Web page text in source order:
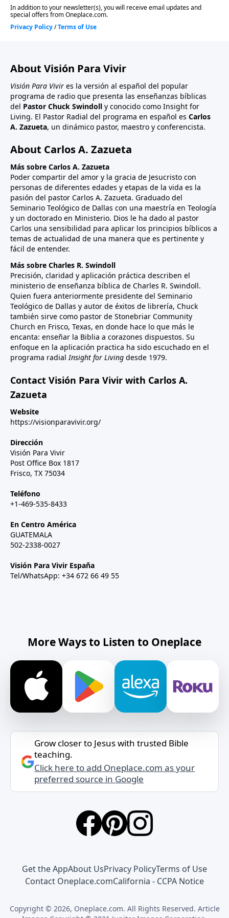
About Visión Para Vivir
Visión Para Vivir es la versión al español del popular
programa de radio que presenta las enseñanzas bíblicas
del Pastor Chuck Swindoll y conocido como Insight for
Living. El Pastor Radial del programa en español es Carlos
A. Zazueta, un dinámico pastor, maestro y conferencista.
About Carlos A. Zazueta
Más sobre Carlos A. Zazueta
Poder compartir del amor y la gracia de Jesucristo con
personas de diferentes edades y etapas de la vida es la
pasión del pastor Carlos A. Zazueta. Graduado del
Seminario Teológico de Dallas con una maestría en Teología
y un doctorado en Ministerio. Dios le ha dado al pastor
Carlos una sensibilidad para aplicar los principios bíblicos a
temas de actualidad de una manera que es pertinente y
fácil de entender.
Más sobre Charles R. Swindoll
Precisión, claridad y aplicación práctica describen el
ministerio de enseñanza bíblica de Charles R. Swindoll.
Quien fuera anteriormente presidente del Seminario
Teológico de Dallas y autor de éxitos de librería, Chuck
también sirve como pastor de Stonebriar Community
Church en Frisco, Texas, en donde hace lo que más le
encanta: enseñar la Biblia a corazones dispuestos. Su
enfoque en la aplicación practica ha sido escuchado en el
programa radialInsight for Living desde 1979.
Contact Visión Para Vivir with Carlos A.
Zazueta
Website
https://visionparavivir.org/
Dirección
Visión Para Vivir
Post Office Box 1817
Frisco, TX 75034
Teléfono
+1-469-535-8433
En Centro América
GUATEMALA
502-2338-0027
Visión Para Vivir España
Tel/WhatsApp: +34 672 66 49 55
More Ways to Listen to Oneplace
Grow closer to Jesus with trusted Bible
teaching.
Click here to add Oneplace.com as your
preferred source in Google
Get the AppAbout UsPrivacy PolicyTerms of Use
Contact Oneplace.comCalifornia - CCPA Notice
Copyright © 2026, Oneplace.com. All Rights Reserved. Article